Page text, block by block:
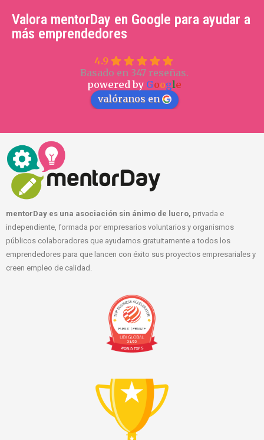
Valora mentorDay en Google para ayudar a
más emprendedores
4.9
Basado en 347 reseñas.
powered by Google
valóranos en
mentorDay es una asociación sin ánimo de lucro, privada e
independiente, formada por empresarios voluntarios y organismos
públicos colaboradores que ayudamos gratuitamente a todos los
emprendedores para que lancen con éxito sus proyectos empresariales y
creen empleo de calidad.